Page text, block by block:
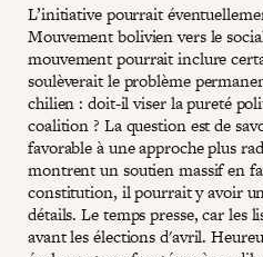
L’initiative pourrait
Mouvement bolivien vers le
mouvement pourrait inclure
soulèverait le problème
chilien : doit-il viser la pureté
coalition ? La question est de
favorable à une approche plus
montrent un soutien massif en
constitution, il pourrait y avoir
détails. Le temps presse, car les
avant les élections d'avril.